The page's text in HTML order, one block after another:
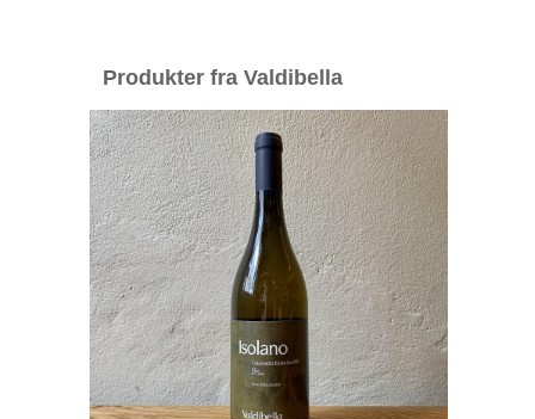
Produkter fra Valdibella